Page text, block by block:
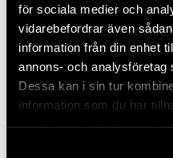
för sociala medier och
vidarebefordrar även
information från din enhet
annons- och analysföretag
Dessa kan i sin tur
information som du har
I samband med
befintliga avtal att
Överföringen sker i
till att säkerställa
innehåller en